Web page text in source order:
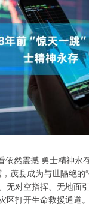
依然震撼 勇士精神永
茂县成为与世隔绝的
无对空指挥、无地面
区打开生命救援通道。